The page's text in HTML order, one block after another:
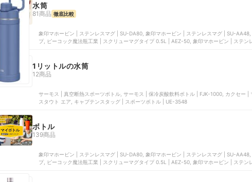
水筒
81商品 徹底比較
象印マホービン | ステンレスマグ | SU-DA80, 象印マホービン | ステンレスマグ | SU-AA48, 良品計画 | 保温保冷ボトル フラットタイ
プ, ピーコック魔法瓶工業 | スクリューマグタイプ 0.5L | AEZ-50, 象印マホービン | ステン
1リットルの水筒
12商品
サーモス | 真空断熱スポーツボトル, サーモス | 保冷炭酸飲料ボトル | FJK-1000, カクセー |
スタウト エア, キャプテンスタッグ | スポーツボトル | ‎UE-3548
ボトル
139商品
象印マホービン | ステンレスマグ | SU-DA80, 象印マホービン | ステンレスマグ | SU-AA48, 良品計画 | 保温保冷ボトル フラットタイ
プ, ピーコック魔法瓶工業 | スクリューマグタイプ 0.5L | AEZ-50, 象印マホービン | ステン